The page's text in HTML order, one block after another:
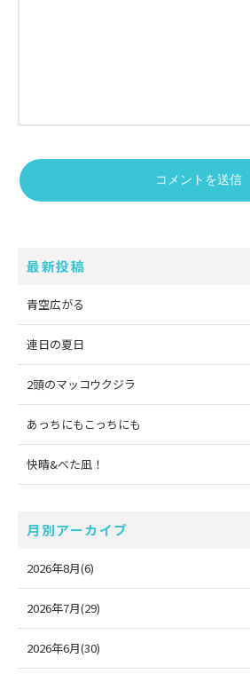
最新投稿
青空広がる
連日の夏日
2頭のマッコウクジラ
あっちにもこっちにも
快晴&べた凪！
月別アーカイブ
2026年8月(6)
2026年7月(29)
2026年6月(30)